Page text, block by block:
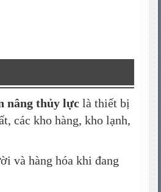
nâng thủy lực là thiết bị
các kho hàng, kho lạnh,
và hàng hóa khi đang